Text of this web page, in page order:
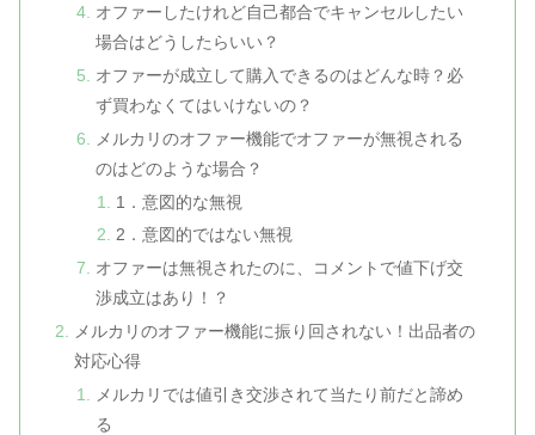
オファーしたけれど自己都合でキャンセルしたい
場合はどうしたらいい？
オファーが成立して購入できるのはどんな時？必
ず買わなくてはいけないの？
メルカリのオファー機能でオファーが無視される
のはどのような場合？
1．意図的な無視
2．意図的ではない無視
オファーは無視されたのに、コメントで値下げ交
渉成立はあり！？
メルカリのオファー機能に振り回されない！出品者の
対応心得
メルカリでは値引き交渉されて当たり前だと諦め
る